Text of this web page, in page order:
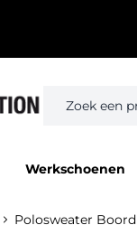
Werkschoenen
Polosweater Boord